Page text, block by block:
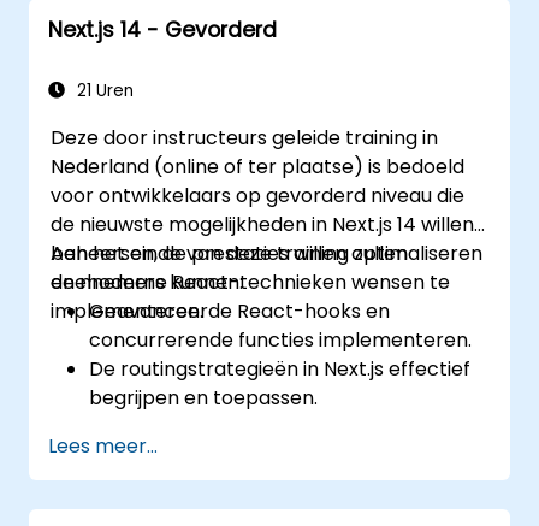
Next.js 14 - Gevorderd
21 Uren
Deze door instructeurs geleide training in
Nederland (online of ter plaatse) is bedoeld
voor ontwikkelaars op gevorderd niveau die
de nieuwste mogelijkheden in Next.js 14 willen
beheersen, de prestaties willen optimaliseren
en moderne React-technieken wensen te
implementeren.
Aan het einde van deze training zullen
deelnemers kunnen:
Geavanceerde React-hooks en
concurrerende functies implementeren.
De routingstrategieën in Next.js effectief
begrijpen en toepassen.
Server Actions en hybride
renderingmethoden.
Data-ophaalmechanismen, cachebeheer
Lees meer...